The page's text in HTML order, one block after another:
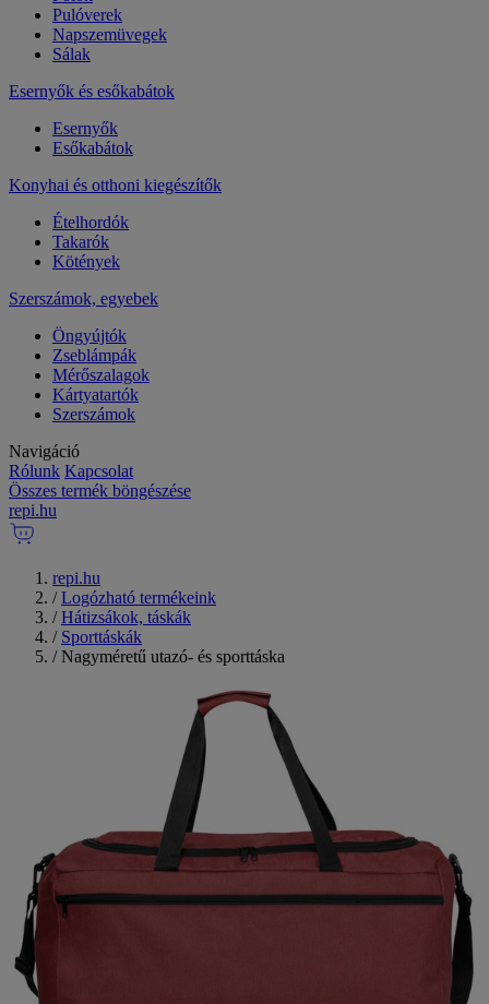
Pulóverek
Napszemüvegek
Sálak
Esernyők és esőkabátok
Esernyők
Esőkabátok
Konyhai és otthoni kiegészítők
Ételhordók
Takarók
Kötények
Szerszámok, egyebek
Öngyújtók
Zseblámpák
Mérőszalagok
Kártyatartók
Szerszámok
Navigáció
Rólunk Kapcsolat
Összes termék böngészése
repi.hu
repi.hu
/ Logózható termékeink
/ Hátizsákok, táskák
/ Sporttáskák
/ Nagyméretű utazó- és sporttáska